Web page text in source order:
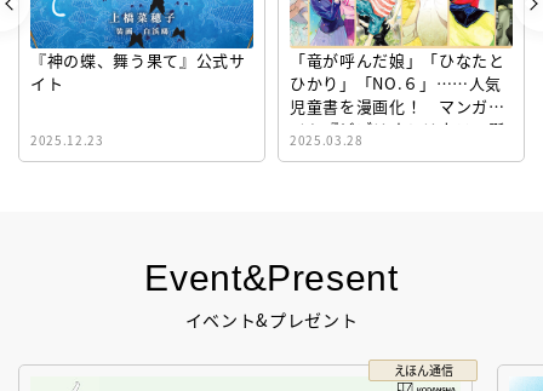
Event&Present
イベント&プレゼント
えほん通信
『神の蝶、舞う果て』公式サ
イト
2025.12.23
「竜が呼んだ娘」「ひなたと
ひかり」「NO.６」……人気
児童書を漫画化！ マンガサ
イト『ビブリオシリウス』誕
生！
2025.03.28